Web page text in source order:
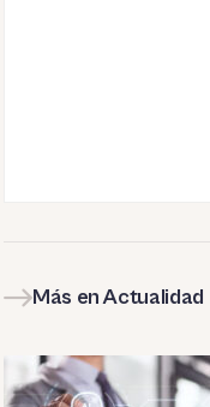
Más en Actualidad